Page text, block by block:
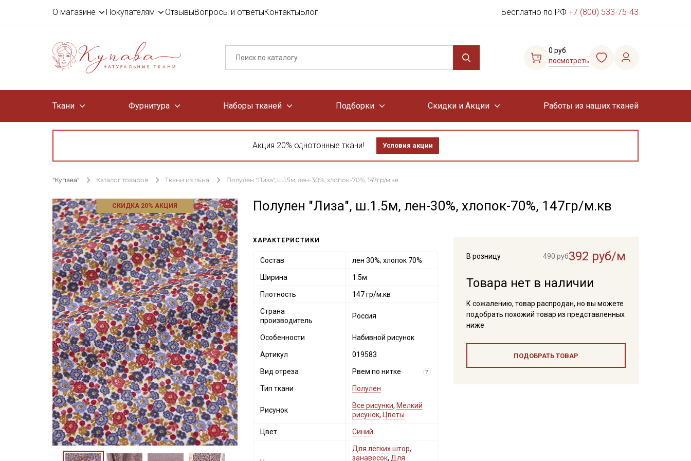
О магазине Покупателям ОтзывыВопросы и ответыКонтактыБлог Бесплатно по РФ +7 (800) 533-75-43
0 руб.
посмотреть
Ткани Фурнитура Наборы тканей Подборки Скидки и Акции Работы из наших тканей
Акция 20% однотонные ткани! Условия акции
"Купава" Каталог товаров Ткани из льна Полулен "Лиза", ш.1.5м, лен-30%, хлопок-70%, 147гр/м.кв
СКИДКА 20% АКЦИЯ Полулен "Лиза", ш.1.5м, лен-30%, хлопок-70%, 147гр/м.кв
В розницу 490 руб392 руб/м
Товара нет в наличии
К сожалению, товар распродан, но вы можете
подобрать похожий товар из представленных
ниже
ПОДОБРАТЬ ТОВАР
ХАРАКТЕРИСТИКИ
Состав лен 30%; хлопок 70%
Ширина 1.5м
Плотность 147 гр/м.кв
Страна
производитель
Россия
Особенности Набивной рисунок
Артикул 019583
Вид отреза Рвем по нитке ?
Тип ткани Полулен
Рисунок
Все рисунки, Мелкий
рисунок, Цветы
Цвет Синий
Для легких штор,
занавесок, Для